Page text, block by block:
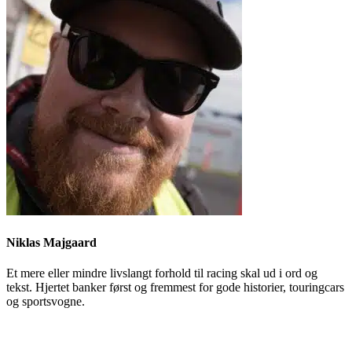
Niklas Majgaard
Et mere eller mindre livslangt forhold til racing skal ud i ord og
tekst. Hjertet banker først og fremmest for gode historier, touringcars
og sportsvogne.